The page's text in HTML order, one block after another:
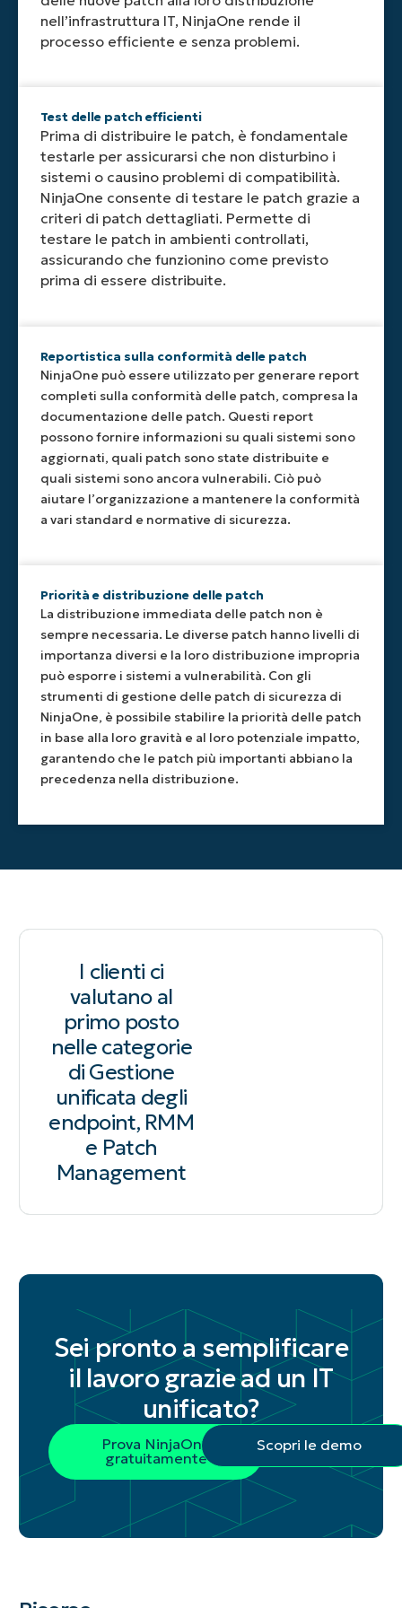
mantenere
i
sistemi
management.
nell’infrastruttura IT, NinjaOne rende il
processo efficiente e senza problemi.
Test delle patch efficienti
Prima di distribuire le patch, è fondamentale
testarle per assicurarsi che non disturbino i
sistemi o causino problemi di compatibilità.
NinjaOne consente di testare le patch grazie a
criteri di patch dettagliati. Permette di
testare le patch in ambienti controllati,
assicurando che funzionino come previsto
prima di essere distribuite.
Reportistica sulla conformità delle patch
NinjaOne può essere utilizzato per generare report
completi sulla conformità delle patch, compresa la
documentazione delle patch. Questi report
possono fornire informazioni su quali sistemi sono
aggiornati, quali patch sono state distribuite e
quali sistemi sono ancora vulnerabili. Ciò può
aiutare l’organizzazione a mantenere la conformità
a vari standard e normative di sicurezza.
Priorità e distribuzione delle patch
La distribuzione immediata delle patch non è
sempre necessaria. Le diverse patch hanno livelli di
importanza diversi e la loro distribuzione impropria
può esporre i sistemi a vulnerabilità. Con gli
strumenti di gestione delle patch di sicurezza di
NinjaOne, è possibile stabilire la priorità delle patch
in base alla loro gravità e al loro potenziale impatto,
garantendo che le patch più importanti abbiano la
precedenza nella distribuzione.
I clienti ci
valutano al
primo posto
nelle categorie
di Gestione
unificata degli
endpoint, RMM
e Patch
Management
Sei pronto a semplificare
il lavoro grazie ad un IT
unificato?
Prova NinjaOne
gratuitamente
Scopri le demo